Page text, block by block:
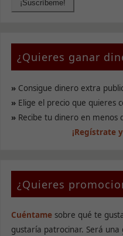
¿Quieres ganar
»Consigue dinero extra
»Elige el precio que quieres
»Recibe tu dinero en menos
¡Regístrate
¿Quieres
Cuéntamesobre qué te
gustaría patrocinar. Será